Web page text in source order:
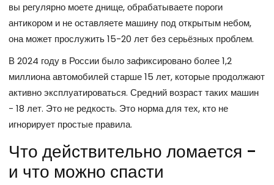
вы регулярно моете днище, обрабатываете пороги
антикором и не оставляете машину под открытым небом,
она может прослужить 15-20 лет без серьёзных проблем.
В 2024 году в России было зафиксировано более 1,2
миллиона автомобилей старше 15 лет, которые продолжают
активно эксплуатироваться. Средний возраст таких машин
- 18 лет. Это не редкость. Это норма для тех, кто не
игнорирует простые правила.
Что действительно ломается -
и что можно спасти